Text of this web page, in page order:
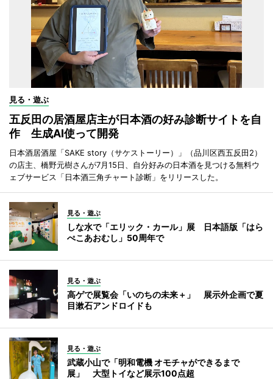
見る・遊ぶ
五反田の居酒屋店主が日本酒の好み診断サイトを自
作 生成AI使って開発
日本酒居酒屋「SAKE story（サケストーリー）」（品川区西五反田2）
の店主、橋野元樹さんが7月15日、自分好みの日本酒を見つける無料ウ
ェブサービス「日本酒三角チャート診断」をリリースした。
見る・遊ぶ
しな水で「エリック・カール」展 日本語版「はら
ぺこあおむし」50周年で
見る・遊ぶ
高ゲで展覧会「いのちの未来＋」 展示外企画で夏
目漱石アンドロイドも
見る・遊ぶ
武蔵小山で「明和電機 オモチャができるまで
展」 大型トイなど展示100点超